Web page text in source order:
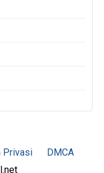
Privasi
DMCA